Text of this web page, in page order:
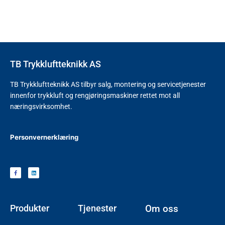
TB Trykkluftteknikk AS
TB Trykkluftteknikk AS tilbyr salg, montering og servicetjenester
innenfor trykkluft og rengjøringsmaskiner rettet mot all
næringsvirksomhet.
Personvernerklæring
Produkter Tjenester Om oss